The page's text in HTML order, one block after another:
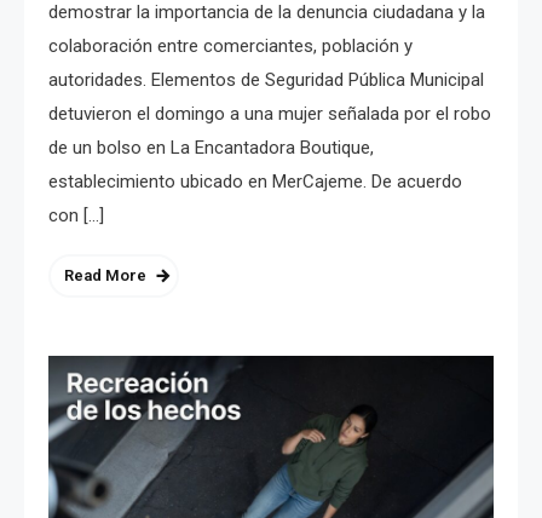
demostrar la importancia de la denuncia ciudadana y la
colaboración entre comerciantes, población y
autoridades. Elementos de Seguridad Pública Municipal
detuvieron el domingo a una mujer señalada por el robo
de un bolso en La Encantadora Boutique,
establecimiento ubicado en MerCajeme. De acuerdo
con […]
Read More